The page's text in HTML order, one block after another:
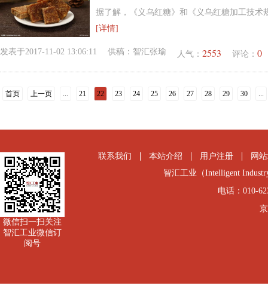
据了解，《义乌红糖》和《义乌红糖加工技术
[详情]
发表于2017-11-02 13:06:11 供稿： 智汇张瑜 人气： 2553 评论： 0
首页 上一页 ... 21 22 23 24 25 26 27 28 29 30 ...
微信扫一扫关注
智汇工业微信订
阅号
联系我们 本站介绍 用户注册
网
智汇工业（Intelligent
电话：010-